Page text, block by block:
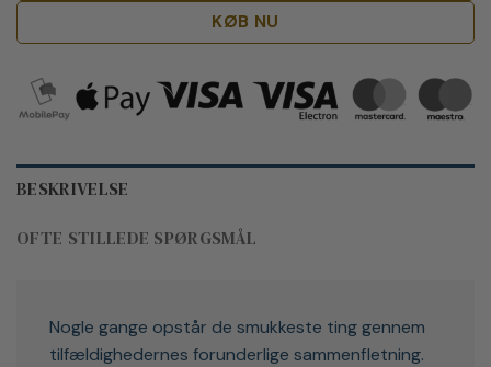
KØB NU
BESKRIVELSE
OFTE STILLEDE SPØRGSMÅL
Nogle gange opstår de smukkeste ting gennem
tilfældighedernes forunderlige sammenfletning.